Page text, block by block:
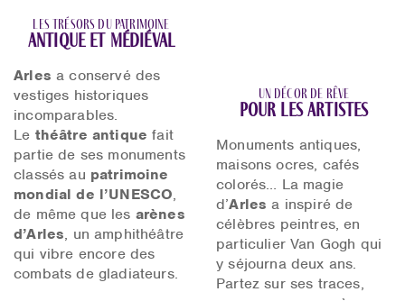
Les trésors du patrimoine
antique et médiéval
Arles a conservé des
vestiges historiques
incomparables.
Le théâtre antique fait
partie de ses monuments
classés au patrimoine
mondial de l’UNESCO,
de même que les arènes
d’Arles, un amphithéâtre
qui vibre encore des
combats de gladiateurs.
Un décor de rêve
pour les artistes
Monuments antiques,
maisons ocres, cafés
colorés… La magie
d’Arles a inspiré de
célèbres peintres, en
particulier Van Gogh qui
y séjourna deux ans.
Partez sur ses traces,